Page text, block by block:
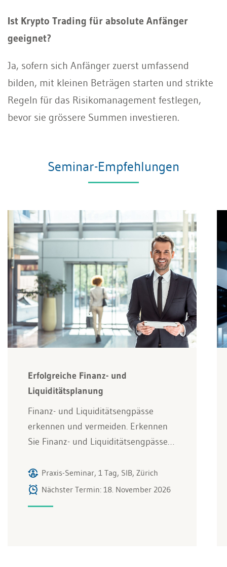
Ist Krypto Trading für absolute Anfänger
geeignet?
Ja, sofern sich Anfänger zuerst umfassend
bilden, mit kleinen Beträgen starten und strikte
Regeln für das Risikomanagement festlegen,
bevor sie grössere Summen investieren.
Seminar-Empfehlungen
Erfolgreiche Finanz- und
Liquiditätsplanung
Finanz- und Liquiditätsengpässe
erkennen und vermeiden. Erkennen
Sie Finanz- und Liquiditätsengpässe…
Praxis-Seminar, 1 Tag, SIB, Zürich
Nächster Termin: 18. November 2026